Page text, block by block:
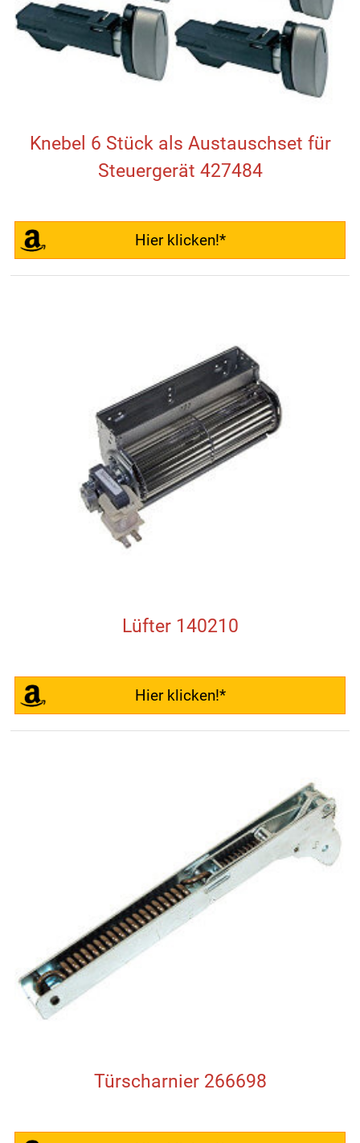
Knebel 6 Stück als Austauschset für
Steuergerät 427484
Hier klicken!*
Lüfter 140210
Hier klicken!*
Türscharnier 266698